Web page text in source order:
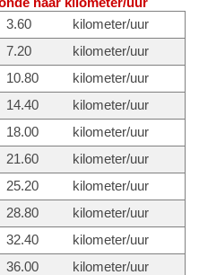
3.60
kilometer/uur
7.20
kilometer/uur
10.80
kilometer/uur
14.40
kilometer/uur
18.00
kilometer/uur
21.60
kilometer/uur
25.20
kilometer/uur
28.80
kilometer/uur
32.40
kilometer/uur
36.00
kilometer/uur